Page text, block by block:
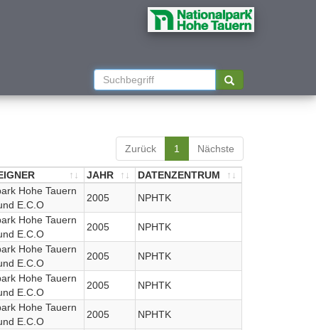
Zurück 1 Nächste
JAHR
DATENZENTRUM
Hohe Tauern
E.C.O
2005 NPHTK
Hohe Tauern
E.C.O
2005 NPHTK
Hohe Tauern
E.C.O
2005 NPHTK
Hohe Tauern
E.C.O
2005 NPHTK
Hohe Tauern
E.C.O
2005 NPHTK